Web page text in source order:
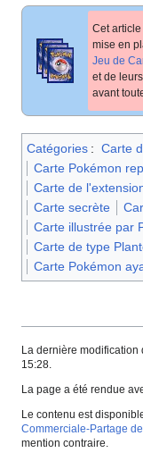
Cet
mise en
Jeu de
et de
avant
Catégories : Carte
Carte Pokémon
Carte de
Carte secrète
Carte illustrée par
Carte de type
Carte Pokémon
La dernière modification
15:28.
La page a été rendue
Le contenu est
Commerciale-Partage
mention contraire.